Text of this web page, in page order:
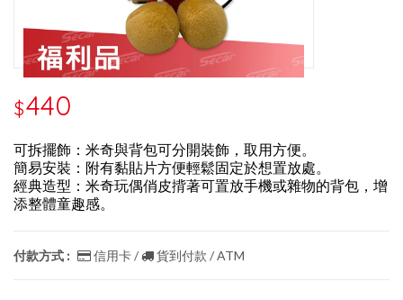
$440
可拆擺飾：米奇與背包可分開裝飾，取用方便。
簡易安裝：附有黏貼片方便輕鬆固定於想置放處。
經典造型：米奇玩偶俏皮揹著可置放手機或雜物的背包，增
添整體童趣感。
付款方式 : 信用卡 / 貨到付款 / ATM